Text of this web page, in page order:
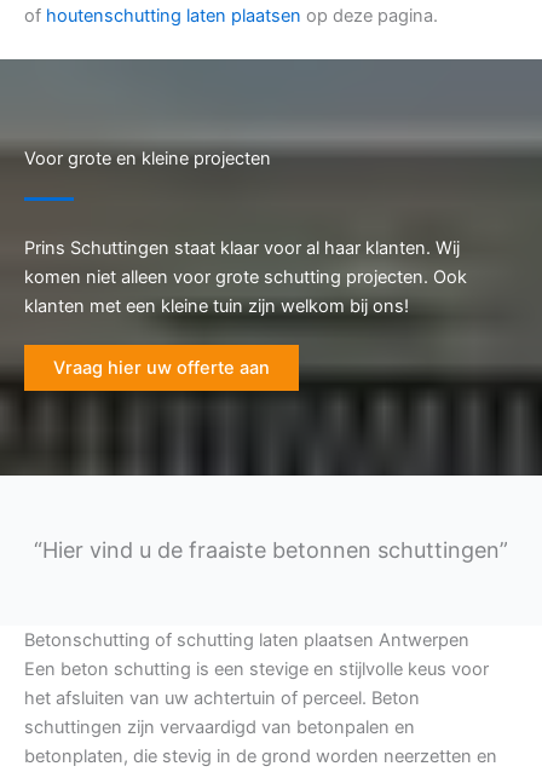
of houtenschutting laten plaatsen op deze pagina.
Voor grote en kleine projecten
Prins Schuttingen staat klaar voor al haar klanten. Wij
komen niet alleen voor grote schutting projecten. Ook
klanten met een kleine tuin zijn welkom bij ons!
Vraag hier uw offerte aan
“Hier vind u de fraaiste betonnen schuttingen”
Betonschutting of schutting laten plaatsen Antwerpen
Een beton schutting is een stevige en stijlvolle keus voor
het afsluiten van uw achtertuin of perceel. Beton
schuttingen zijn vervaardigd van betonpalen en
betonplaten, die stevig in de grond worden neerzetten en